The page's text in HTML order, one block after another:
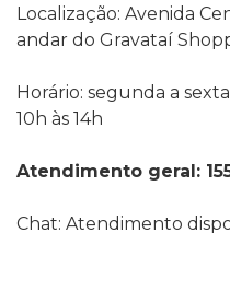
Localização: Avenida
andar do Gravataí
Horário: segunda a
10h às 14h
Atendimento geral:
Chat: Atendimento